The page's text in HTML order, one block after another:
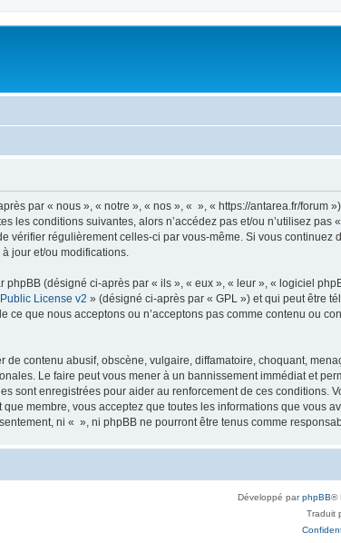
par « nous », « notre », « nos », « », « https://antarea.fr/forum
les conditions suivantes, alors n’accédez pas et/ou n’utilisez
vérifier régulièrement celles-ci par vous-même. Si vous
jour et/ou modifications.
phpBB (désigné ci-après par « ils », « eux », « leur », « logiciel
License v2 » (désigné ci-après par « GPL ») et qui peut être
ce que nous acceptons ou n’acceptons pas comme contenu ou
de contenu abusif, obscène, vulgaire, diffamatoire, choquant,
Le faire peut vous mener à un bannissement immédiat et
sont enregistrées pour aider au renforcement de ces
membre, vous acceptez que toutes les informations que vous
ni « », ni phpBB ne pourront être tenus comme
Développé parphpBB®
Traduit